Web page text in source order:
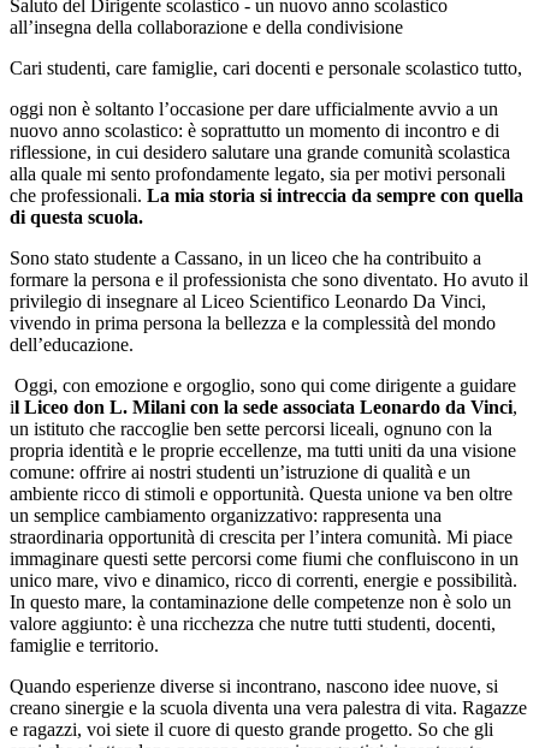
Saluto del Dirigente scolastico - un nuovo anno scolastico
all’insegna della collaborazione e della condivisione
Cari studenti, care famiglie, cari docenti e personale scolastico tutto,
oggi non è soltanto l’occasione per dare ufficialmente avvio a un
nuovo anno scolastico: è soprattutto un momento di incontro e di
riflessione, in cui desidero salutare una grande comunità scolastica
alla quale mi sento profondamente legato, sia per motivi personali
che professionali. La mia storia si intreccia da sempre con quella
di questa scuola.
Sono stato studente a Cassano, in un liceo che ha contribuito a
formare la persona e il professionista che sono diventato. Ho avuto il
privilegio di insegnare al Liceo Scientifico Leonardo Da Vinci,
vivendo in prima persona la bellezza e la complessità del mondo
dell’educazione.
Oggi, con emozione e orgoglio, sono qui come dirigente a guidare
il Liceo don L. Milani con la sede associata Leonardo da Vinci,
un istituto che raccoglie ben sette percorsi liceali, ognuno con la
propria identità e le proprie eccellenze, ma tutti uniti da una visione
comune: offrire ai nostri studenti un’istruzione di qualità e un
ambiente ricco di stimoli e opportunità. Questa unione va ben oltre
un semplice cambiamento organizzativo: rappresenta una
straordinaria opportunità di crescita per l’intera comunità. Mi piace
immaginare questi sette percorsi come fiumi che confluiscono in un
unico mare, vivo e dinamico, ricco di correnti, energie e possibilità.
In questo mare, la contaminazione delle competenze non è solo un
valore aggiunto: è una ricchezza che nutre tutti studenti, docenti,
famiglie e territorio.
Quando esperienze diverse si incontrano, nascono idee nuove, si
creano sinergie e la scuola diventa una vera palestra di vita. Ragazze
e ragazzi, voi siete il cuore di questo grande progetto. So che gli